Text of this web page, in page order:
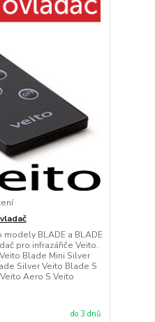
modely BLADE a BLADE
pro infrazářiče Veito.
Blade Mini Silver
Silver Veito Blade S
Aero S Veito
do 3 dnů